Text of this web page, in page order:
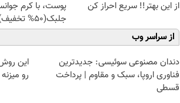
از این بهتر!! سریع احراز کن
پوست، با کرم
جلبک(50% تخفیف)
از سراسر وب
دندان مصنوعی سوئیسی: جدیدترین
فناوری اروپا، سبک و مقاوم | پرداخت
قسطی
این
رو